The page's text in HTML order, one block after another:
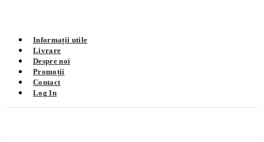
Informații utile
Livrare
Despre noi
Promoții
Contact
Log In